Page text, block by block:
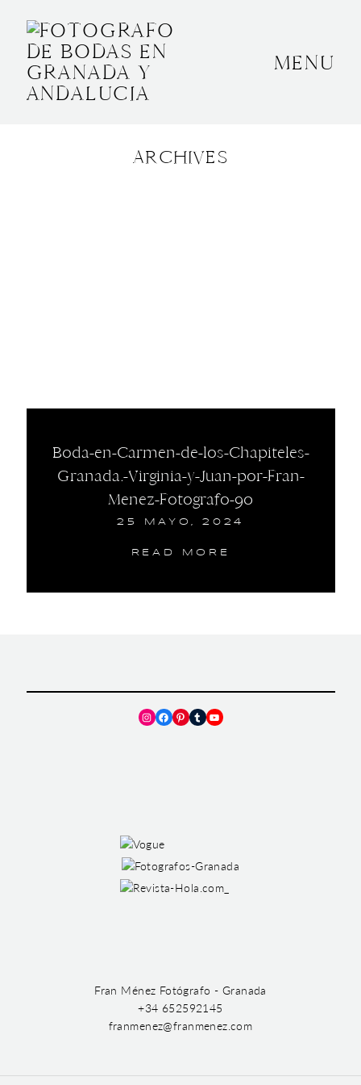
MENU
ARCHIVES
Boda-en-Carmen-de-los-Chapiteles-
Granada.-Virginia-y-Juan-por-Fran-
Menez-Fotografo-90
25 MAYO, 2024
READ MORE
BODAS
Instagram
Facebook
Pinterest
TumblrYouTube
Fran Ménez Fotógrafo - Granada
+34 652592145
franmenez@franmenez.com